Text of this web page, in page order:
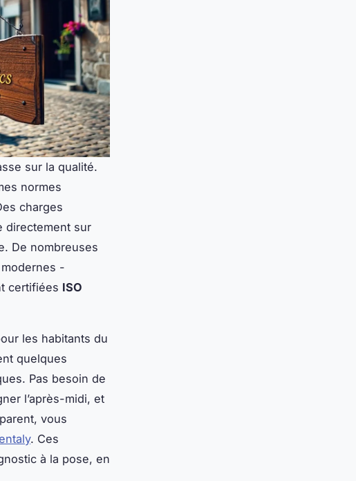
sur la qualité.
normes
charges
directement sur
De nombreuses
-
certifiées ISO
les habitants du
quelques
Pas besoin de
l’après-midi, et
vous
. Ces
à la pose, en